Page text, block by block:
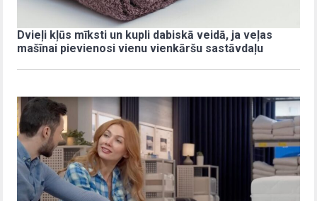
Dvieļi kļūs mīksti un kupli dabiskā veidā, ja veļas
mašīnai pievienosi vienu vienkāršu sastāvdaļu